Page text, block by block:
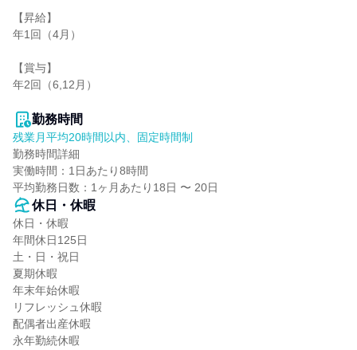
【昇給】
年1回（4月）
【賞与】
年2回（6,12月）
勤務時間
残業月平均20時間以内、固定時間制
勤務時間詳細
実働時間：1日あたり8時間
平均勤務日数：1ヶ月あたり18日 〜 20日
休日・休暇
休日・休暇
年間休日125日
土・日・祝日
夏期休暇
年末年始休暇
リフレッシュ休暇
配偶者出産休暇
永年勤続休暇